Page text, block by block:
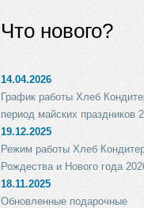
Что нового?
14.04.2026
График работы Хлеб
период майских праздников
19.12.2025
Режим работы Хлеб
Рождества и Нового года
18.11.2025
Обновленные подарочные